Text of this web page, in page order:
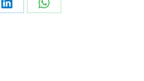
Share Share